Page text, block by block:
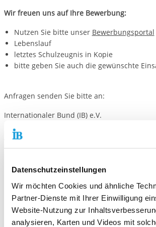
Datenschutzeinstellungen
Wir möchten Cookies und ähnliche
Partner-Dienste mit Ihrer Einwilligung
Website-Nutzung zur
analysieren, Karten und Videos mit
Wir freuen uns auf Ihre Bewerbung:
Nutzen Sie bitte unser Bewerbungsportal
Lebenslauf
letztes Schulzeugnis in Kopie
bitte geben Sie auch die gewünschte
Anfragen senden Sie bitte an:
Internationaler Bund (IB) e.V.
Freiwilligendienste
Am Schillerplatz 5
71522 Backnang
Bei Fragen wenden Sie sich bitte an
Nathalie.Staiger@ib.de.